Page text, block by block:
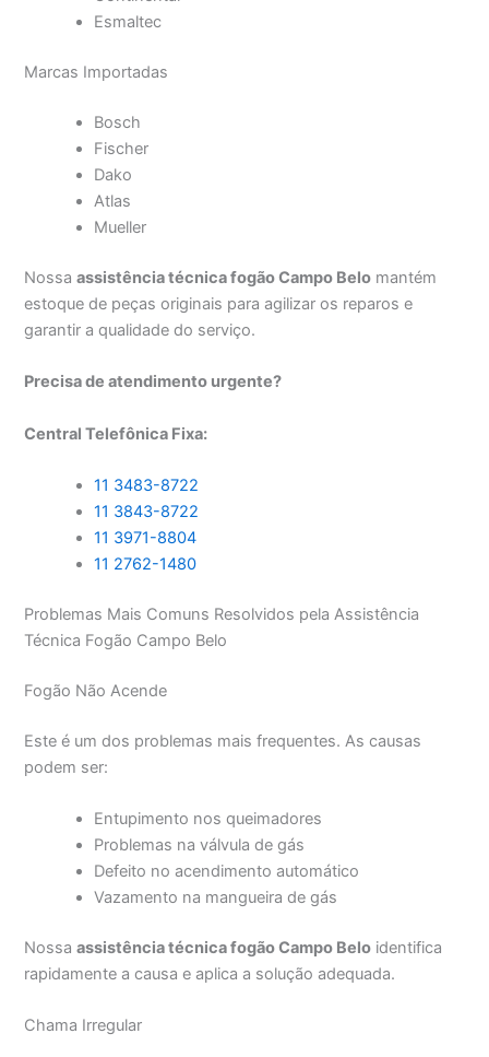
Esmaltec
Marcas Importadas
Bosch
Fischer
Dako
Atlas
Mueller
Nossaassistência técnica fogão Campo Belo mantém
estoque de peças originais para agilizar os reparos e
garantir a qualidade do serviço.
Precisa de atendimento urgente?
Central Telefônica Fixa:
11 3483-8722
11 3843-8722
11 3971-8804
11 2762-1480
Problemas Mais Comuns Resolvidos pela Assistência
Técnica Fogão Campo Belo
Fogão Não Acende
Este é um dos problemas mais frequentes. As causas
podem ser:
Entupimento nos queimadores
Problemas na válvula de gás
Defeito no acendimento automático
Vazamento na mangueira de gás
Nossaassistência técnica fogão Campo Belo identifica
rapidamente a causa e aplica a solução adequada.
Chama Irregular